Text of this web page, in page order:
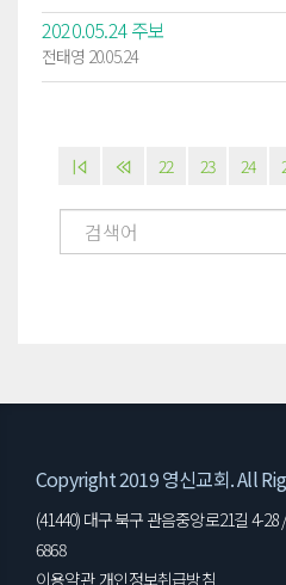
2020.05.24 주보
전태영 20.05.24
22 23 24
Copyright 2019 영신교회. All
(41440) 대구 북구 관음중앙로21길 4-28
6868
이용약관 개인정보취급방침